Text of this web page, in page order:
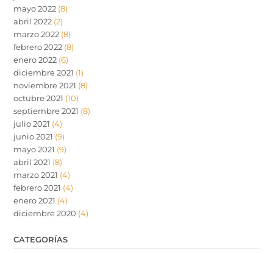
mayo 2022 (8)
abril 2022 (2)
marzo 2022 (8)
febrero 2022 (8)
enero 2022 (6)
diciembre 2021 (1)
noviembre 2021 (8)
octubre 2021 (10)
septiembre 2021 (8)
julio 2021 (4)
junio 2021 (9)
mayo 2021 (9)
abril 2021 (8)
marzo 2021 (4)
febrero 2021 (4)
enero 2021 (4)
diciembre 2020 (4)
CATEGORÍAS